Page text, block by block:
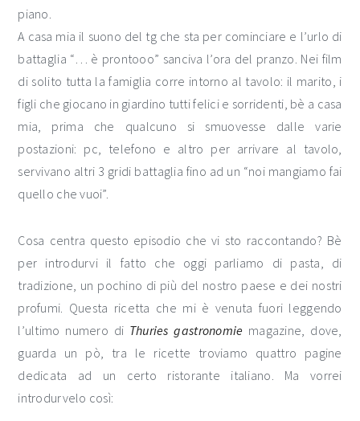
piano.
A casa mia il suono del tg che sta per cominciare e l’urlo di
battaglia “… è prontooo” sanciva l’ora del pranzo. Nei film
di solito tutta la famiglia corre intorno al tavolo: il marito, i
figli che giocano in giardino tutti felici e sorridenti, bè a casa
mia, prima che qualcuno si smuovesse dalle varie
postazioni: pc, telefono e altro per arrivare al tavolo,
servivano altri 3 gridi battaglia fino ad un “noi mangiamo fai
quello che vuoi”.
Cosa centra questo episodio che vi sto raccontando? Bè
per introdurvi il fatto che oggi parliamo di pasta, di
tradizione, un pochino di più del nostro paese e dei nostri
profumi. Questa ricetta che mi è venuta fuori leggendo
l’ultimo numero di Thuries gastronomie magazine, dove,
guarda un pò, tra le ricette troviamo quattro pagine
dedicata ad un certo ristorante italiano. Ma vorrei
introdurvelo così: